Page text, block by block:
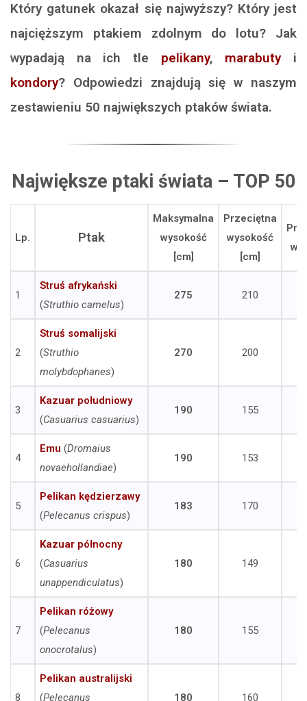
Który gatunek okazał się najwyższy? Który jest
najcięższym ptakiem zdolnym do lotu? Jak
wypadają na ich tle pelikany, marabutyi
kondory? Odpowiedzi znajdują się w naszym
zestawieniu 50 największych ptaków świata.
Największe ptaki świata – TOP 50
Lp. Ptak
Maksymalna
wysokość
[cm]
Przeciętna
wysokość
[cm]
1
Struś afrykański
(Struthio camelus)
275 210
2
Struś somalijski
(Struthio
molybdophanes)
270 200
3
Kazuar południowy
(Casuarius casuarius)
190 155
4
Emu (Dromaius
novaehollandiae)
190 153
5
Pelikan kędzierzawy
(Pelecanus crispus)
183 170
6
Kazuar północny
(Casuarius
unappendiculatus)
180 149
7
Pelikan różowy
(Pelecanus
onocrotalus)
180 155
8
Pelikan australijski
(Pelecanus 180 160